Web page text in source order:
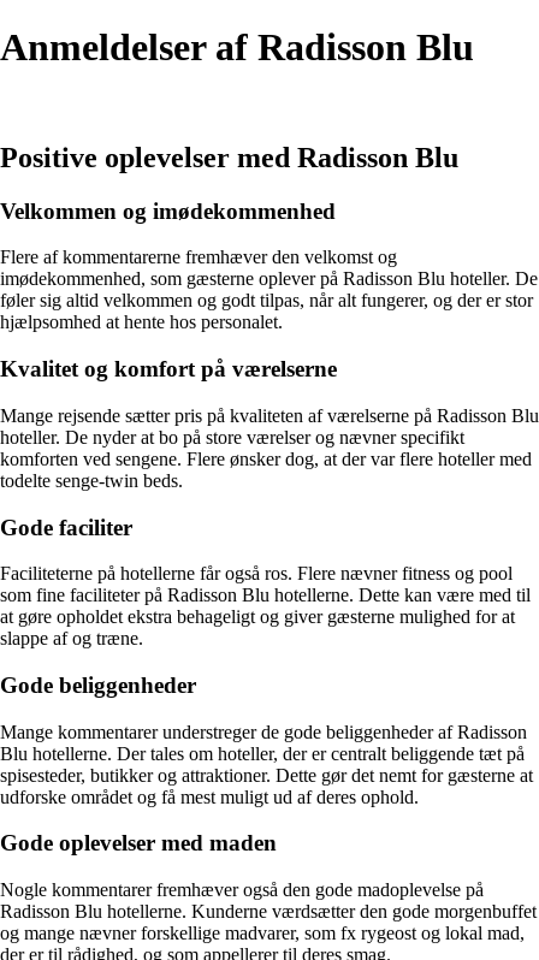
Anmeldelser af Radisson Blu
Positive oplevelser med Radisson Blu
Velkommen og imødekommenhed
Flere af kommentarerne fremhæver den velkomst og
imødekommenhed, som gæsterne oplever på Radisson Blu hoteller. De
føler sig altid velkommen og godt tilpas, når alt fungerer, og der er stor
hjælpsomhed at hente hos personalet.
Kvalitet og komfort på værelserne
Mange rejsende sætter pris på kvaliteten af værelserne på Radisson Blu
hoteller. De nyder at bo på store værelser og nævner specifikt
komforten ved sengene. Flere ønsker dog, at der var flere hoteller med
todelte senge-twin beds.
Gode faciliter
Faciliteterne på hotellerne får også ros. Flere nævner fitness og pool
som fine faciliteter på Radisson Blu hotellerne. Dette kan være med til
at gøre opholdet ekstra behageligt og giver gæsterne mulighed for at
slappe af og træne.
Gode beliggenheder
Mange kommentarer understreger de gode beliggenheder af Radisson
Blu hotellerne. Der tales om hoteller, der er centralt beliggende tæt på
spisesteder, butikker og attraktioner. Dette gør det nemt for gæsterne at
udforske området og få mest muligt ud af deres ophold.
Gode oplevelser med maden
Nogle kommentarer fremhæver også den gode madoplevelse på
Radisson Blu hotellerne. Kunderne værdsætter den gode morgenbuffet
og mange nævner forskellige madvarer, som fx rygeost og lokal mad,
der er til rådighed, og som appellerer til deres smag.